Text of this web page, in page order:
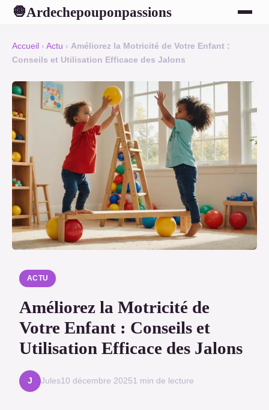
🧅Ardechepouponpassions
Accueil › Actu › Améliorez la Motricité de Votre Enfant :
Conseils et Utilisation Efficace des Jalons
ACTU
Améliorez la Motricité de
Votre Enfant : Conseils et
Utilisation Efficace des Jalons
J Jules10 décembre 20251 min de lecture